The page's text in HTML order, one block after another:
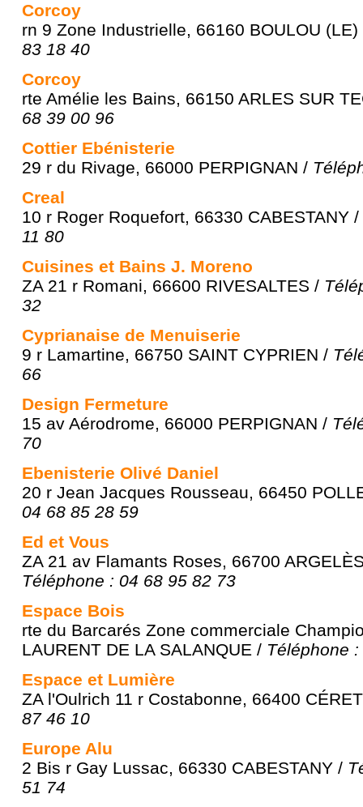
Corcoy
rn 9 Zone Industrielle, 66160 BOULOU
83 18 40
Corcoy
rte Amélie les Bains, 66150 ARLES SUR
68 39 00 96
Cottier Ebénisterie
29 r du Rivage, 66000 PERPIGNAN /
Creal
10 r Roger Roquefort, 66330 CABESTANY /
11 80
Cuisines et Bains J. Moreno
ZA 21 r Romani, 66600 RIVESALTES /
32
Cyprianaise de Menuiserie
9 r Lamartine, 66750 SAINT CYPRIEN /
66
Design Fermeture
15 av Aérodrome, 66000 PERPIGNAN /
70
Ebenisterie Olivé Daniel
20 r Jean Jacques Rousseau, 66450
04 68 85 28 59
Ed et Vous
ZA 21 av Flamants Roses, 66700
Téléphone : 04 68 95 82 73
Espace Bois
rte du Barcarés Zone commerciale
LAURENT DE LA SALANQUE / Téléphone
Espace et Lumière
ZA l'Oulrich 11 r Costabonne, 66400
87 46 10
Europe Alu
2 Bis r Gay Lussac, 66330 CABESTANY /
51 74